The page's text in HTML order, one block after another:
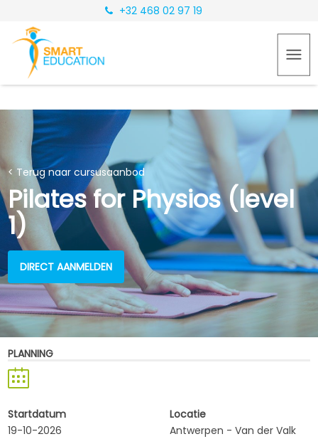
+32 468 02 97 19
< Terug naar cursusaanbod
Pilates for Physios (level
1)
DIRECT AANMELDEN
PLANNING
Startdatum
19-10-2026
Locatie
Antwerpen - Van der Valk